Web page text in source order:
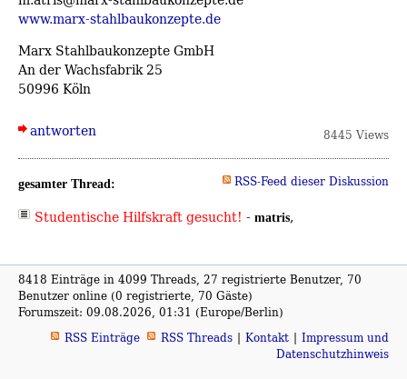
www.marx-stahlbaukonzepte.de
Marx Stahlbaukonzepte GmbH
An der Wachsfabrik 25
50996 Köln
antworten 8445 Views
gesamter Thread: RSS-Feed dieser Diskussion
Studentische Hilfskraft gesucht! - matris,
8418 Einträge in 4099 Threads, 27 registrierte Benutzer, 70
Benutzer online (0 registrierte, 70 Gäste)
Forumszeit: 09.08.2026, 01:31 (Europe/Berlin)
RSS Einträge
RSS Threads Kontakt
Impressum und
Datenschutzhinweis